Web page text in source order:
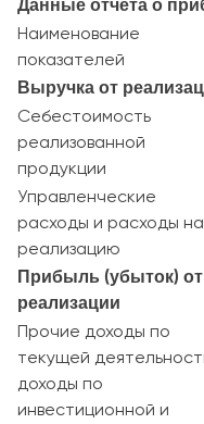
Данные отчета о
Наименование
показателей
Выручка от
Себестоимость
реализованной
продукции
Управленческие
расходы и расходы на
реализацию
Прибыль (убыток) от
реализации
Прочие доходы по
текущей
доходы по
инвестиционной и